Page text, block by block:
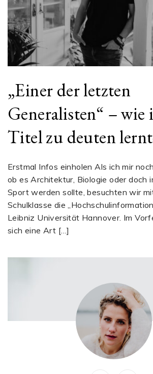
„Einer der letzten
Generalisten“ – wie
Titel zu deuten
Erstmal Infos einholen Als ich mir
ob es Architektur, Biologie oder doch
Sport werden sollte, besuchten wir
Schulklasse die
Leibniz Universität Hannover. Im
sich eine Art […]